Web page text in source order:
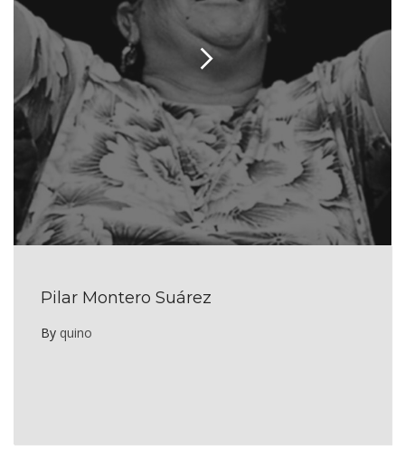
Pilar Montero Suárez
By quino